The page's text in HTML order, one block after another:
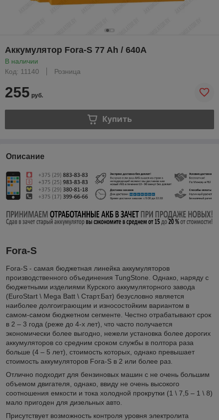
Аккумулятор Fora-S 77 Ah / 640А
В наличии
Код: 11140
Розница
255 руб.
Купить
Описание
Fora-S
Fora-S - cамая бюджетная линейка аккумуляторов
производственного объединения TungStone. Однако, наряду с
бюджетными изделиями Курского аккумуляторного завода
(EuroStart \ Mega Batt \ Старт.Бат) безусловно является
наиболее долгоиграющим и износостойким вариантом в
самом-самом бюджетном сегменте. Честно отрабатывают срок
в 2 – 3 года (реже до 4-х лет), что часто получается
экономически более выгодно, нежели установка более дорогих
аккумуляторов со средним сроком службы в полтора раза
больше (4 – 5 лет), стоимость которых, однако превышает
стоимость аккумуляторов Fora-S в 2 или более раз.
Отлично подходит для бензиновых машин с не очень большим
объемом двигателя, однако, ввиду не очень высокого
соотношения емкости и тока холодной прокрутки (1 \ 7,5 – 1 \ 8)
мало пригоден для дизельных авто.
Присутствует возможность контроля уровня электролита